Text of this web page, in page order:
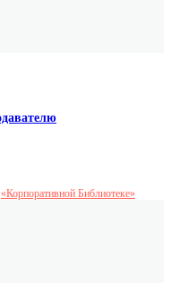
«Корпоративной Библиотеке»